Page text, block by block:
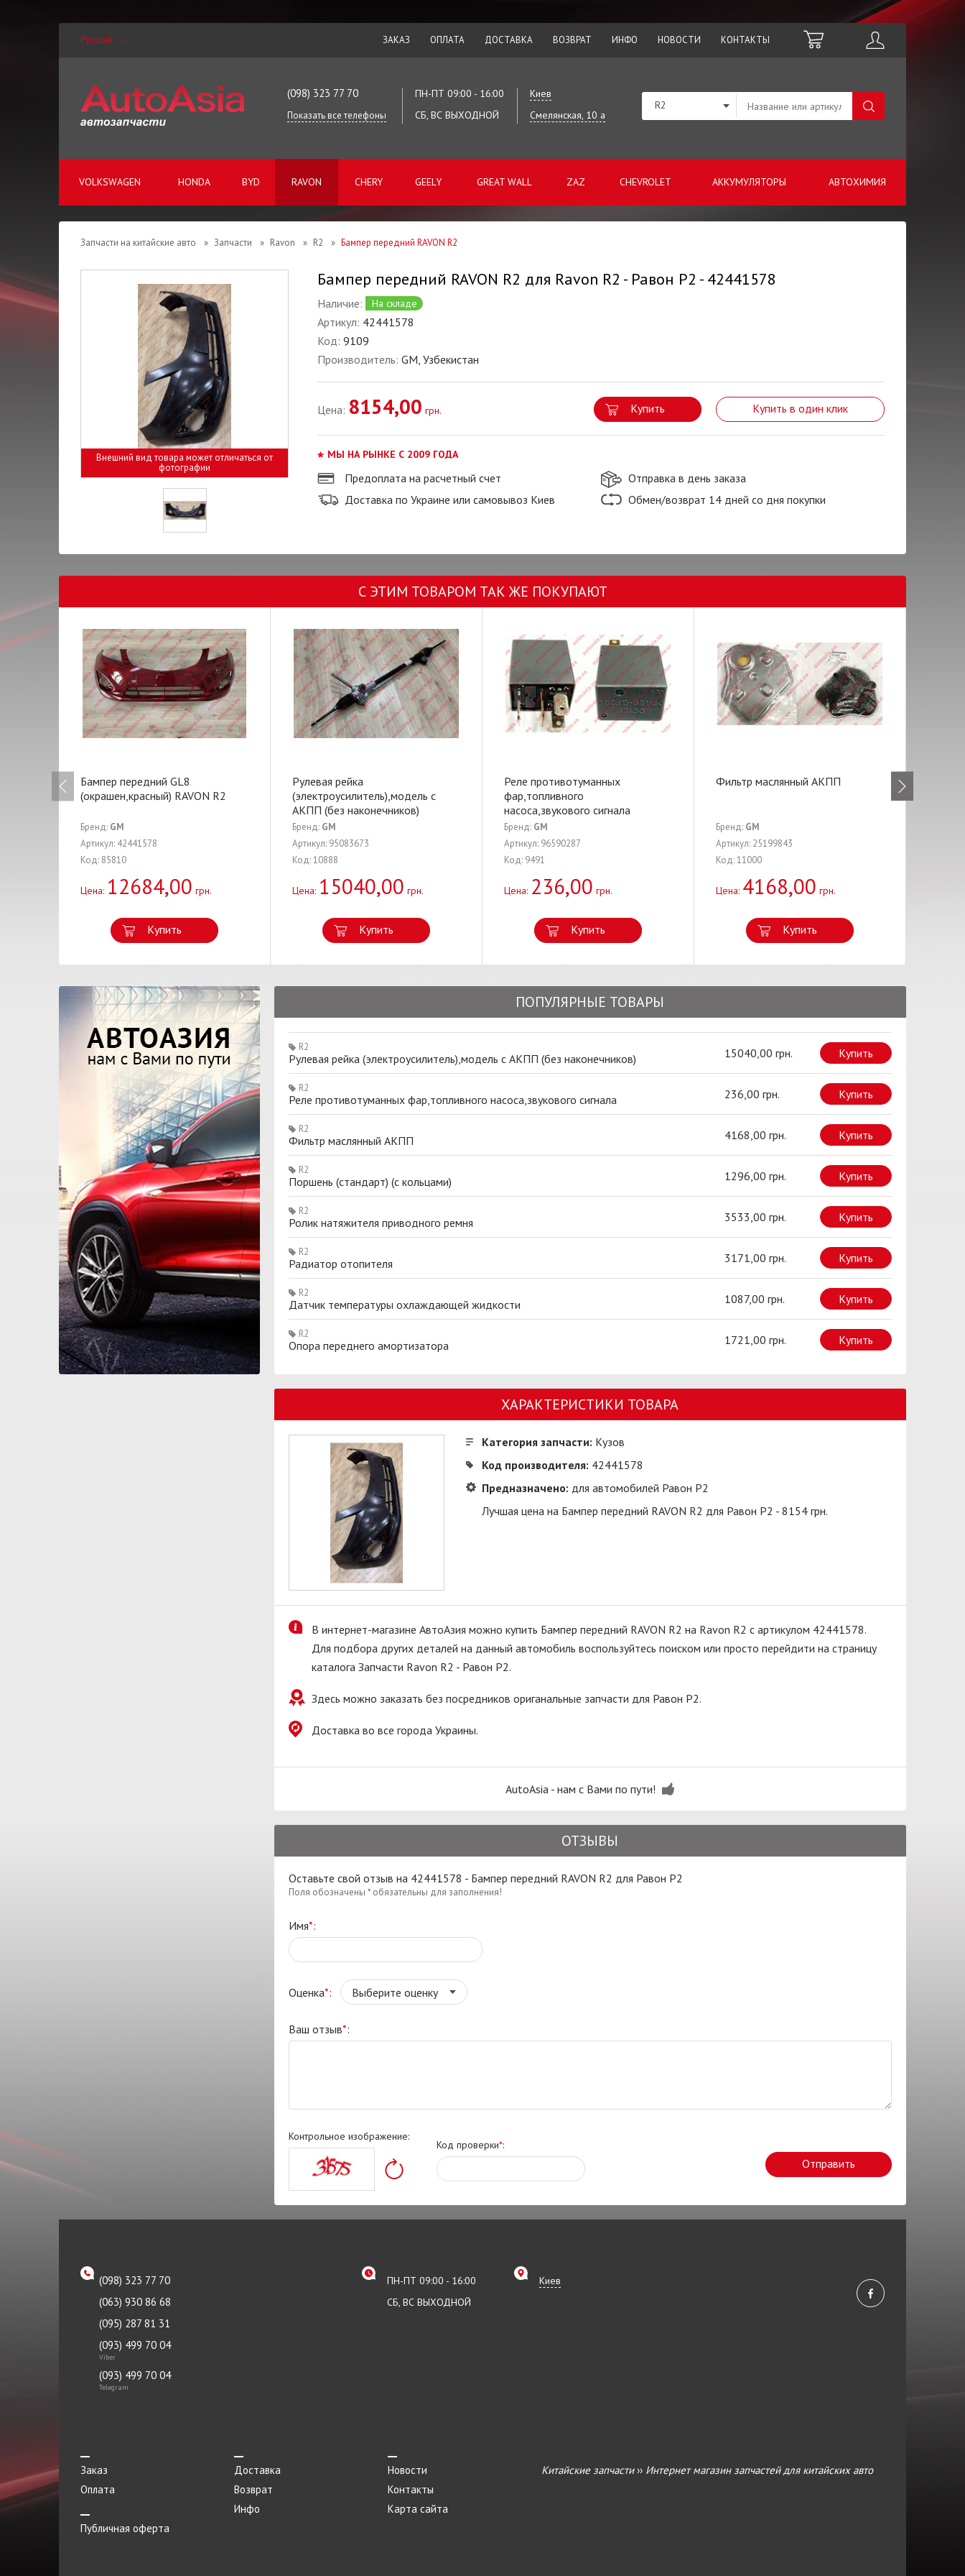
Русский ЗАКАЗ ОПЛАТА ДОСТАВКА ВОЗВРАТ ИНФО НОВОСТИ КОНТАКТЫ
(098) 323 77 70
Показать все телефоны
ПН-ПТ 09:00 - 16:00
СБ, ВС ВЫХОДНОЙ
Киев
Смелянская, 10 а
VOLKSWAGEN HONDA BYD RAVON CHERY GEELY GREAT WALL ZAZ CHEVROLET АККУМУЛЯТОРЫ АВТОХИМИЯ
R2
Запчасти на китайские авто » Запчасти » Ravon » R2 » Бампер передний RAVON R2
Внешний вид товара может отличаться от
фотографии
Бампер передний RAVON R2 для Ravon R2 - Равон Р2 - 42441578
Наличие: На складе
Артикул: 42441578
Код: 9109
Производитель: GM, Узбекистан
Цена: 8154,00 грн. Купить Купить в один клик
МЫ НА РЫНКЕ С 2009 ГОДА
Предоплата на расчетный счет
Отправка в день заказа
Доставка по Украине или самовывоз Киев
Обмен/возврат 14 дней со дня покупки
С ЭТИМ ТОВАРОМ ТАК ЖЕ ПОКУПАЮТ
Бампер передний GL8
(окрашен,красный) RAVON R2
Бренд: GM
Артикул: 42441578
Код: 85810
Цена: 12684,00 грн.
Купить
Рулевая рейка
(электроусилитель),модель с
АКПП (без наконечников)
Бренд: GM
Артикул: 95083673
Код: 10888
Цена: 15040,00 грн.
Купить
Реле противотуманных
фар,топливного
насоса,звукового сигнала
Бренд: GM
Артикул: 96590287
Код: 9491
Цена: 236,00 грн.
Купить
Фильтр маслянный АКПП
Бренд: GM
Артикул: 25199843
Код: 11000
Цена: 4168,00 грн.
Купить
ПОПУЛЯРНЫЕ ТОВАРЫ
R2
Рулевая рейка (электроусилитель),модель с АКПП (без наконечников) 15040,00 грн. Купить
R2
Реле противотуманных фар,топливного насоса,звукового сигнала 236,00 грн. Купить
R2
Фильтр маслянный АКПП 4168,00 грн. Купить
R2
Поршень (стандарт) (с кольцами) 1296,00 грн. Купить
R2
Ролик натяжителя приводного ремня 3533,00 грн. Купить
R2
Радиатор отопителя 3171,00 грн. Купить
R2
Датчик температуры охлаждающей жидкости 1087,00 грн. Купить
R2
Опора переднего амортизатора 1721,00 грн. Купить
ХАРАКТЕРИСТИКИ ТОВАРА
Категория запчасти: Кузов
Код производителя: 42441578
Предназначено: для автомобилей Равон Р2
Лучшая цена на Бампер передний RAVON R2 для Равон Р2 - 8154 грн.
В интернет-магазине АвтоАзия можно купить Бампер передний RAVON R2 на Ravon R2 с артикулом 42441578.
Для подбора других деталей на данный автомобиль воспользуйтесь поиском или просто перейдити на страницу
каталога Запчасти Ravon R2 - Равон Р2.
Здесь можно заказать без посредников ориганальные запчасти для Равон Р2.
Доставка во все города Украины.
AutoAsia - нам с Вами по пути!
ОТЗЫВЫ
Оставьте свой отзыв на 42441578 - Бампер передний RAVON R2 для Равон Р2
Поля обозначены * обязательны для заполнения!
Имя*:
Оценка*:
Ваш отзыв*:
Контрольное изображение:
Код проверки*:
Отправить
(098) 323 77 70
(063) 930 86 68
(095) 287 81 31
(093) 499 70 04
Viber
(093) 499 70 04
Telegram
ПН-ПТ 09:00 - 16:00
СБ, ВС ВЫХОДНОЙ
Киев
Заказ
Оплата
Доставка
Возврат
Инфо
Новости
Контакты
Карта сайта
Публичная оферта
Китайские запчасти›› Интернет магазин запчастей для китайских авто